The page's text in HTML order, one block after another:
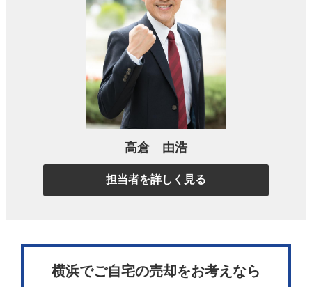
悩みの方は少なくありません。
もしあなたが中村さんと同じように、遺品や荷物、
思い出の品の対処に悩んでいるのであれば、きっと
ご参考になるポイントがあるかと思いますのでご覧
になってみてください。
息子が大切にしていたバイクを処分する
のがつらい
中村さんは当初、大手不動産会社で売却を始められ
ました。
高倉 由浩
担当者を詳しく見る
横浜でご自宅の売却をお考えなら